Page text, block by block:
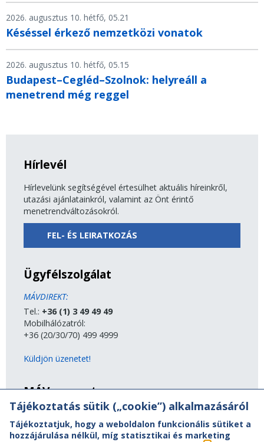
2026. augusztus 10. hétfő, 05.21
Késéssel érkező nemzetközi vonatok
2026. augusztus 10. hétfő, 05.15
Budapest–Cegléd–Szolnok: helyreáll a
menetrend még reggel
Hírlevél
Hírlevelünk segítségével értesülhet aktuális híreinkről,
utazási ajánlatainkról, valamint az Önt érintő
menetrendváltozásokról.
FEL- ÉS LEIRATKOZÁS
Ügyfélszolgálat
MÁVDIREKT:
Tel.: +36 (1) 3 49 49 49
Mobilhálózatról:
+36 (20/30/70) 499 4999
Küldjön üzenetet!
MÁV-csoport
A MÁV-csoport tagjai
Jogi útmutatás
Adatvédelem
Tájékoztatás sütik („cookie”) alkalmazásáról
Tájékoztatjuk, hogy a weboldalon funkcionális sütiket a
hozzájárulása nélkül, míg statisztikai és marketing